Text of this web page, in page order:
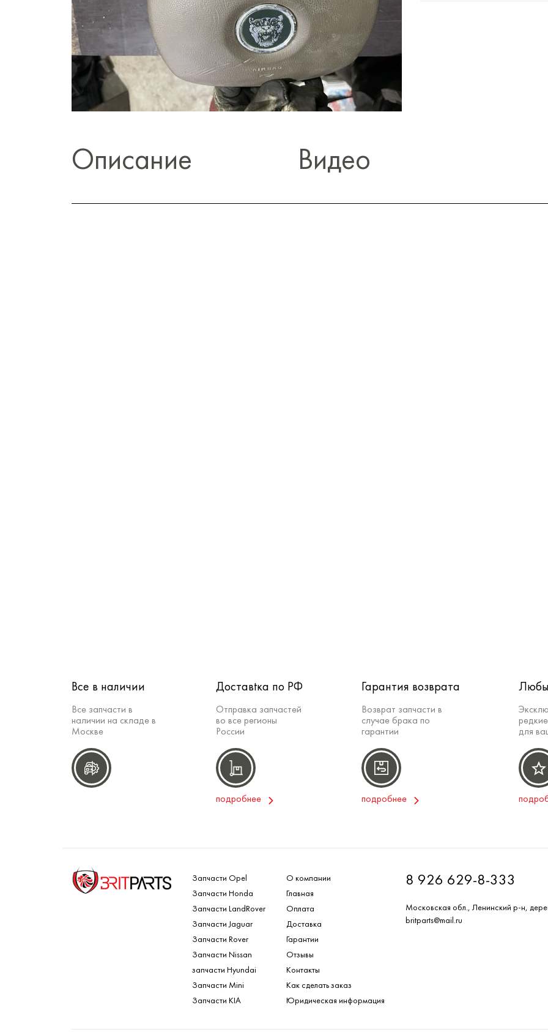
Описание Видео
Все в наличии
Все запчасти в
наличии на складе в
Москве
Доставtка по РФ
Отправка запчастей
во все регионы
России
подробнее
Гарантия возврата
Возврат запчасти в
случае брака по
гарантии
подробнее
для
Запчасти Opel
Запчасти Honda
Запчасти LandRover
Запчасти Jaguar
Запчасти Rover
Запчасти Nissan
запчасти Hyundai
Запчасти Mini
Запчасти KIA
О компании
Главная
Оплата
Доставка
Гарантии
Отзывы
Контакты
Как сделать заказ
Юридическая информация
8 926 629-8-333
Московская обл., Ленинский р-н,
britparts@mail.ru